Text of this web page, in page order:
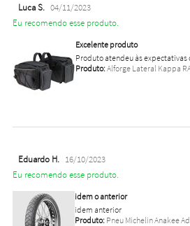
Luca S. 04/11/2023
Eu recomendo esse produto.
Excelente produto
Produto atendeu às expectativas
Produto:Alforge Lateral Kappa
Eduardo H. 16/10/2023
Eu recomendo esse produto.
idem o anterior
idem anterior
Produto:Pneu Michelin Anakee